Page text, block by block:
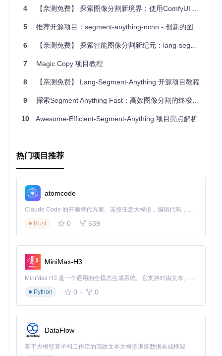
于开发者快速试验和集成到自己的系统中。
和Mobile-SAM），使这项技术更易于在不同平台上部署。
对于想要深入了解图像处理和机器学习的开发者、研究人员以
及爱好者，Awesome-segment-anything-extensions
是一个宝藏资源。通过利用这些开源项目，不仅可以拓宽你的
视野，还能直接参与到这个激动人心的技术进步之中。现在就
开始探索，释放你的创造力，看看你能用这些工具实现什么令
人惊叹的应用吧！
4 【亲测免费】 探索图像分割新境界：使用ComfyUI Segment Anything
5 推荐开源项目：segment-anything-ncnn - 创新的图像分割神器
6 【亲测免费】 探索智能图像分割新纪元：lang-segment-anything 项目推荐
7 Magic Copy 项目教程
8 【亲测免费】 Lang-Segment-Anything 开源项目教程
9 探索Segment Anything Fast：高效图像分割的终极指南 🚀
10 Awesome-Efficient-Segment-Anything 项目亮点解析
热门项目推荐
atomcode
Claude Code 的开源替代方案。连接任意大模型，编辑代码，运行命令，自动验证 — 全自动执行。用 Rust 构建，极致性能。 ｜ An open-source alternative to Claude Code. Connect any LLM, edit code, run commands, and verify changes — autonomously. Built in Rust for speed. Get Started
Rust
0 539
MiniMax-H3
MiniMax H3 是一个通用的全模态生成系统。它支持对由文本、图像、视频和音频组成的多模态上下文进行统一理解，并能生成分辨率高达 2K、时长可达 15 秒的带原生立体声音频的视频。得益于面向任务泛化的系统设计，H3 在预训练阶段就已具备广泛的多模态上下文理解与生成能力，能够出色地执行复杂的多模态指令。
Python
0 0
DataFlow
基于大模型算子和工作流的高效文本大模型训练数据合成框架